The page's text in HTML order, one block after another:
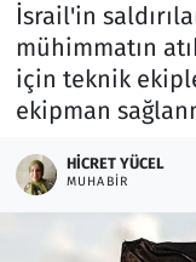
İsrail'in
mühimmatın
için teknik
ekipman
HICRET YÜCEL
MUHABIR
Memur ve
Otomobil
Ramazan